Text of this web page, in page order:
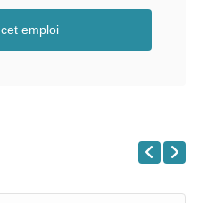
emploi